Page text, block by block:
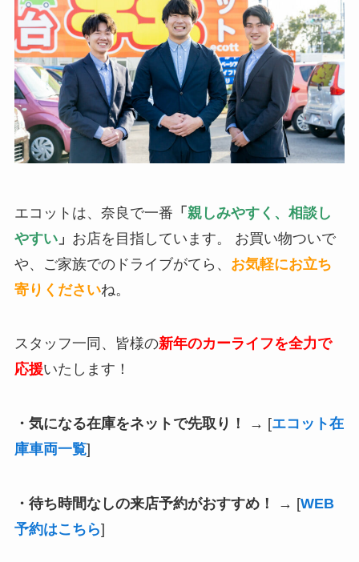
エコットは、奈良で一番 「 親しみやすく、相談し
やすい」 お店を目指しています。 お買い物ついで
や、ご家族でのドライブがてら、 お気軽にお立ち
寄りくださいね。
スタッフ一同、皆様の新年のカーライフを全力で
応援いたします！
・気になる在庫をネットで先取り！ → [エコット在
庫車両一覧]
・待ち時間なしの来店予約がおすすめ！ → [WEB
予約はこちら]